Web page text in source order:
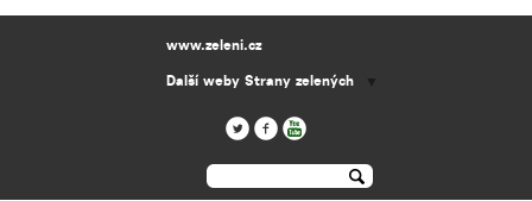
www.zeleni.cz
Další weby Strany zelených
▼